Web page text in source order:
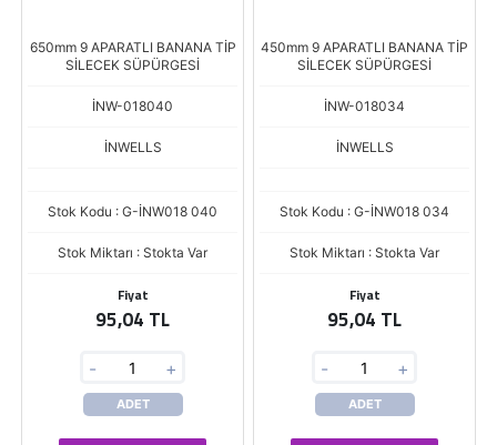
650mm 9 APARATLI BANANA TİP
SİLECEK SÜPÜRGESİ
İNW-018040
İNWELLS
Stok Kodu : G-İNW018 040
Stok Miktarı : Stokta Var
Fiyat
95,04 TL
- +
ADET
450mm 9 APARATLI BANANA TİP
SİLECEK SÜPÜRGESİ
İNW-018034
İNWELLS
Stok Kodu : G-İNW018 034
Stok Miktarı : Stokta Var
Fiyat
95,04 TL
- +
ADET